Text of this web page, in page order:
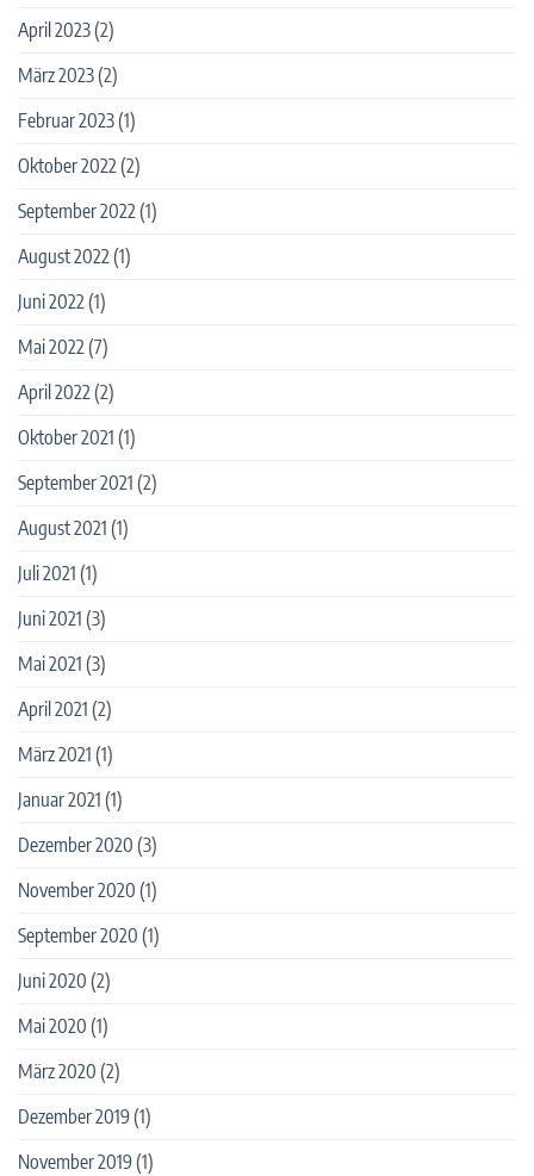
April 2023(2)
März 2023(2)
Februar 2023(1)
Oktober 2022(2)
September 2022(1)
August 2022(1)
Juni 2022(1)
Mai 2022(7)
April 2022(2)
Oktober 2021 (1)
September 2021 (2)
August 2021 (1)
Juli 2021 (1)
Juni 2021 (3)
Mai 2021 (3)
April 2021 (2)
März 2021 (1)
Januar 2021 (1)
Dezember 2020 (3)
November 2020 (1)
September 2020 (1)
Juni 2020 (2)
Mai 2020 (1)
März 2020 (2)
Dezember 2019(1)
November 2019(1)